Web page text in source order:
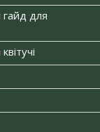
гайд для